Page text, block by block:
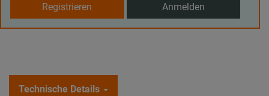
Registrieren Anmelden
Technische Details